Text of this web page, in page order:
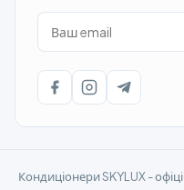
КОНТАКТИ
Кондиціонери SKYLUX -